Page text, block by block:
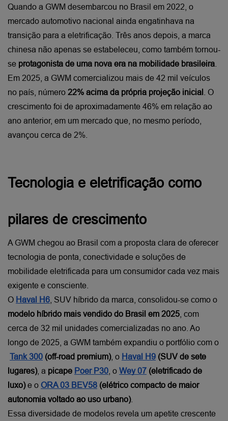
Quando a GWM desembarcou no Brasil em 2022, o
mercado automotivo nacional ainda engatinhava na
transição para a eletrificação. Três anos depois, a marca
chinesa não apenas se estabeleceu, como também tornou-
se protagonista de uma nova era na mobilidade brasileira
Em 2025, a GWM comercializou mais de 42 mil veículos
no país, número 22% acima da própria projeção inicial . O
crescimento foi de aproximadamente 46% em relação ao
ano anterior, em um mercado que, no mesmo período,
avançou cerca de 2%.
Tecnologia e eletrificação como
pilares de crescimento
A GWM chegou ao Brasil com a proposta clara de oferecer
tecnologia de ponta, conectividade e soluções de
mobilidade eletrificada para um consumidor cada vez mais
exigente e consciente.
O Haval H6
modelo híbrido mais vendido do Brasil em 2025 , com
cerca de 32 mil unidades comercializadas no ano. Ao
longo de 2025, a GWM também expandiu o portfólio com o
Tank 300 (off-road premium), o Haval H9 (SUV de sete
lugares), a picape Poer P30 , o Wey 07 (eletrificado de
luxo) e o ORA 03 BEV58 (elétrico compacto de maior
autonomia voltado ao uso urbano).
Essa diversidade de modelos revela um apetite crescente